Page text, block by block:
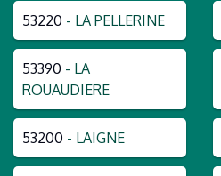
53220 - LA PELLERINE
53390 - LA
ROUAUDIERE
53200 - LAIGNE